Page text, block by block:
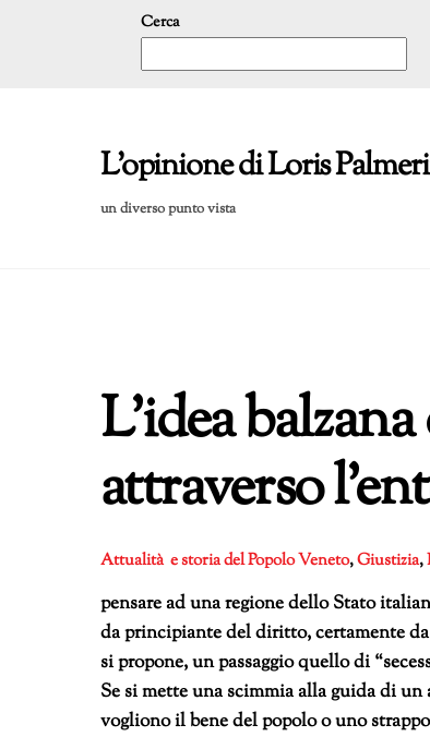
Cerca
L'opinione di Loris
un diverso punto vista
L’idea
attraverso
Attualità e storia del Popolo Veneto,Giustizia,
pensare ad una regione dello Stato
da principiante del diritto, certamente
si propone, un passaggio quello di
Se si mette una scimmia alla guida di
vogliono il bene del popolo o uno